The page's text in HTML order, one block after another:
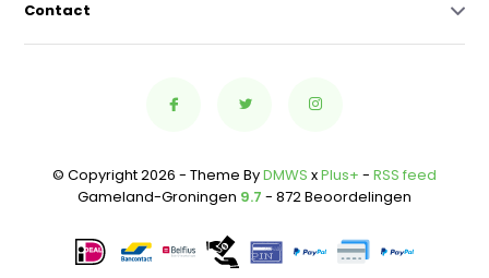
Contact
© Copyright 2026 - Theme ByDMWS xPlus+ - RSS feed
Gameland-Groningen 9.7 - 872 Beoordelingen